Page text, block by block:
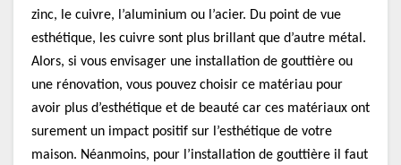
zinc, le cuivre, l’aluminium ou l’acier. Du point de vue
esthétique, les cuivre sont plus brillant que d’autre métal.
Alors, si vous envisager une installation de gouttière ou
une rénovation, vous pouvez choisir ce matériau pour
avoir plus d’esthétique et de beauté car ces matériaux ont
surement un impact positif sur l’esthétique de votre
maison. Néanmoins, pour l’installation de gouttière il faut